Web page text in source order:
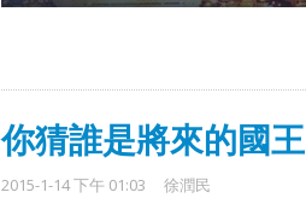
你猜誰是將來的國王
2015-1-14 下午 01:03 徐潤民